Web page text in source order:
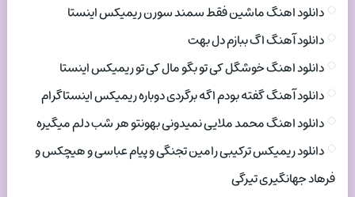
دانلود اهنگ ماشین فقط سمند سورن ریمیکس اینستا
دانلود آهنگ اگ ببازم دل بهت
دانلود اهنگ خوشگل کی تو بگو مال کی تو ریمیکس اینستا
دانلود آهنگ گفته بودم اگه برگردی دوباره ریمیکس اینستاگرام
دانلود اهنگ محمد ملایی نمیدونی بهونتو هر شب دلم میگیره
دانلود ریمیکس ترکیبی رامین تجنگی و پیام عباسی و هیچکس و
فرهاد جهانگیری تیرگی